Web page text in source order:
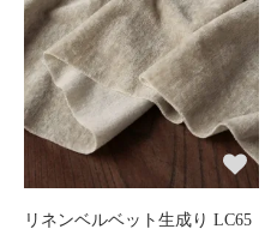
リネンベルベット生成り LC65